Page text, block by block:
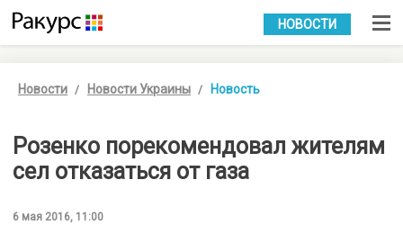
УКР РУС
НОВОСТИ
Новости Новости Украины Новость
Розенко порекомендовал жителям
сел отказаться от газа
6 мая 2016, 11:00